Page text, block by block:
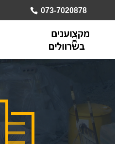
073-7020878